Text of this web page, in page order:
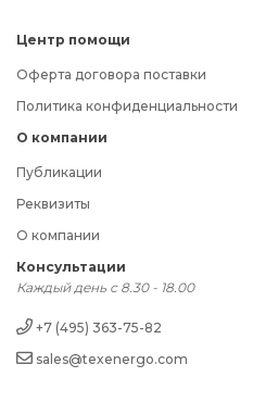
Центр помощи
Оферта договора поставки
Политика конфиденциальности
О компании
Публикации
Реквизиты
О компании
Консультации
Каждый день с 8.30 - 18.00
+7 (495) 363-75-82
sales@texenergo.com